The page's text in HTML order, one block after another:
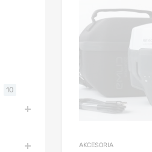
AKCESORIA
10